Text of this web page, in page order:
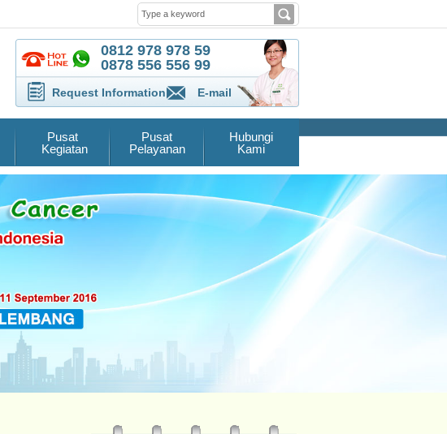
0812 978 978 59
0878 556 556 99
Request Information E-mail
Pusat
Kegiatan
Pusat
Pelayanan
Hubungi
Kami